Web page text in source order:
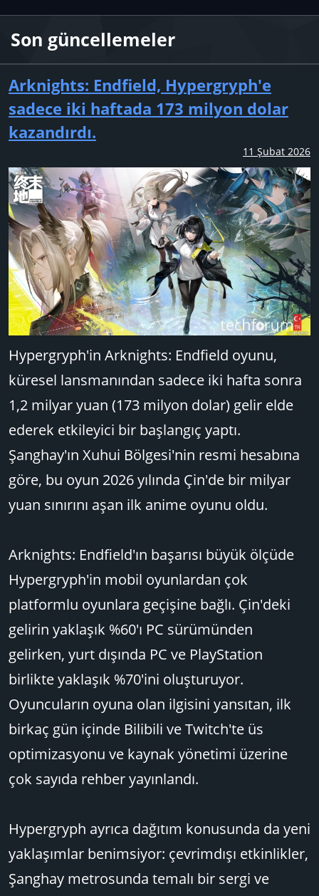
e
:
Son güncellemeler
Arknights: Endfield, Hypergryph'e
sadece iki haftada 173 milyon dolar
kazandırdı.
11 Şubat 2026
Hypergryph'in Arknights: Endfield oyunu,
küresel lansmanından sadece iki hafta sonra
1,2 milyar yuan (173 milyon dolar) gelir elde
ederek etkileyici bir başlangıç yaptı.
Şanghay'ın Xuhui Bölgesi'nin resmi hesabına
göre, bu oyun 2026 yılında Çin'de bir milyar
yuan sınırını aşan ilk anime oyunu oldu.
Arknights: Endfield'ın başarısı büyük ölçüde
Hypergryph'in mobil oyunlardan çok
platformlu oyunlara geçişine bağlı. Çin'deki
gelirin yaklaşık %60'ı PC sürümünden
gelirken, yurt dışında PC ve PlayStation
birlikte yaklaşık %70'ini oluşturuyor.
Oyuncuların oyuna olan ilgisini yansıtan, ilk
birkaç gün içinde Bilibili ve Twitch'te üs
optimizasyonu ve kaynak yönetimi üzerine
çok sayıda rehber yayınlandı.
Hypergryph ayrıca dağıtım konusunda da yeni
yaklaşımlar benimsiyor: çevrimdışı etkinlikler,
Şanghay metrosunda temalı bir sergi ve